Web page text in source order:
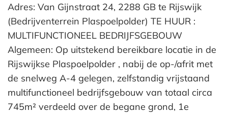
Adres: Van Gijnstraat 24, 2288 GB te Rijswijk
(Bedrijventerrein Plaspoelpolder) TE HUUR :
MULTIFUNCTIONEEL BEDRIJFSGEBOUW
Algemeen: Op uitstekend bereikbare locatie in de
Rijswijkse Plaspoelpolder , nabij de op-/afrit met
de snelweg A-4 gelegen, zelfstandig vrijstaand
multifunctioneel bedrijfsgebouw van totaal circa
745m² verdeeld over de begane grond, 1e